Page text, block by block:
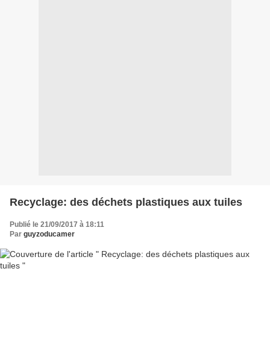
Recyclage: des déchets plastiques aux tuiles
Publié le 21/09/2017 à 18:11
Par guyzoducamer